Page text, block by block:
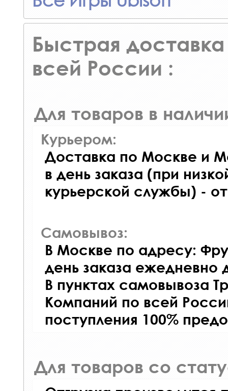
Быстрая доставка
всей России :
Для товаров в
Курьером:
Доставка по Москве и
в день заказа (при
курьерской службы) -
Самовывоз:
В Москве по адресу:
день заказа ежедневно
В пунктах самовывоза
Компаний по всей
поступления 100%
Для товаров со